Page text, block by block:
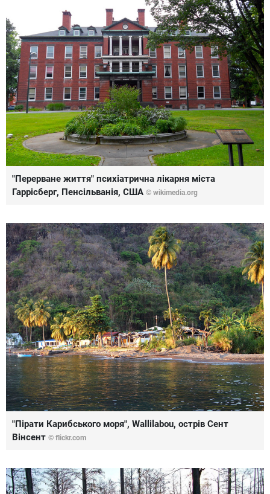
"Перерване життя" психіатрична лікарня міста
Гаррісберг, Пенсільванія, США © wikimedia.org
"Пірати Карибського моря", Wallilabou, острів Сент
Вінсент © flickr.com